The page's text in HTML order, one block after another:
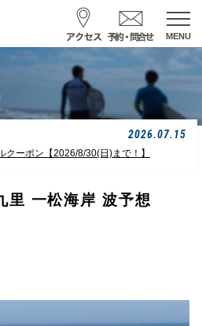
MENU
予約・お問合せ
タル予約
サーフ ナミイーヨ
32-7314
2026.07.15
ーポン【2026/8/30(日)まで！】
里 一松海岸 波予想